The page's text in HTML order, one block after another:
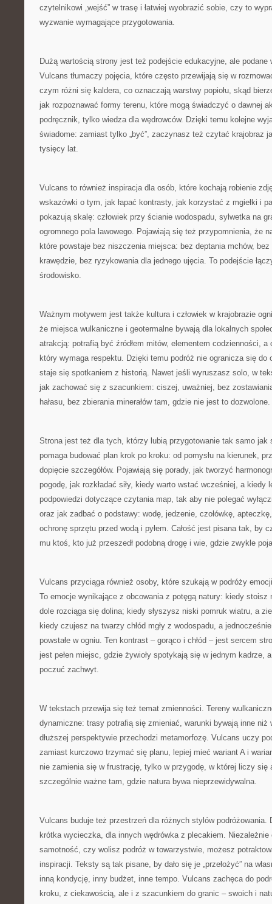
czytelnikowi „wejść” w trasę i łatwiej wyobrazić sobie, czy to
wyzwanie wymagające przygotowania.
Dużą wartością strony jest też podejście edukacyjne, ale podane
Vulcans tłumaczy pojęcia, które często przewijają się w
czym różni się kaldera, co oznaczają warstwy popiołu, skąd
jak rozpoznawać formy terenu, które mogą świadczyć o dawnej
podręcznik, tylko wiedza dla wędrowców. Dzięki temu kolejne
świadome: zamiast tylko „być”, zaczynasz też czytać krajobraz
tysięcy lat.
Vulcans to również inspiracja dla osób, które kochają robienie
wskazówki o tym, jak łapać kontrasty, jak korzystać z mgiełki i
pokazują skalę: człowiek przy ścianie wodospadu, sylwetka na
ogromnego pola lawowego. Pojawiają się też przypomnienia, że
które powstaje bez niszczenia miejsca: bez deptania mchów,
krawędzie, bez ryzykowania dla jednego ujęcia. To podejście
środowisko.
Ważnym motywem jest także kultura i człowiek w krajobrazie
że miejsca wulkaniczne i geotermalne bywają dla lokalnych
atrakcją: potrafią być źródłem mitów, elementem codzienności,
który wymaga respektu. Dzięki temu podróż nie ogranicza się do
staje się spotkaniem z historią. Nawet jeśli wyruszasz solo, w
jak zachować się z szacunkiem: ciszej, uważniej, bez
hałasu, bez zbierania minerałów tam, gdzie nie jest to dozwolone.
Strona jest też dla tych, którzy lubią przygotowanie tak samo jak
pomaga budować plan krok po kroku: od pomysłu na kierunek,
dopięcie szczegółów. Pojawiają się porady, jak tworzyć
pogodę, jak rozkładać siły, kiedy warto wstać wcześniej, a kiedy
podpowiedzi dotyczące czytania map, tak aby nie polegać
oraz jak zadbać o podstawy: wodę, jedzenie, czołówkę,
ochronę sprzętu przed wodą i pyłem. Całość jest pisana tak, by
mu ktoś, kto już przeszedł podobną drogę i wie, gdzie zwykle
Vulcans przyciąga również osoby, które szukają w podróży
To emocje wynikające z obcowania z potęgą natury: kiedy stoisz
dole rozciąga się dolina; kiedy słyszysz niski pomruk wiatru, a
kiedy czujesz na twarzy chłód mgły z wodospadu, a
powstałe w ogniu. Ten kontrast – gorąco i chłód – jest sercem
jest pełen miejsc, gdzie żywioły spotykają się w jednym kadrze,
poczuć zachwyt.
W tekstach przewija się też temat zmienności. Tereny
dynamiczne: trasy potrafią się zmieniać, warunki bywają inne niż
dłuższej perspektywie przechodzi metamorfozę. Vulcans uczy
zamiast kurczowo trzymać się planu, lepiej mieć wariant A i
nie zamienia się w frustrację, tylko w przygodę, w której liczy się
szczególnie ważne tam, gdzie natura bywa nieprzewidywalna.
Vulcans buduje też przestrzeń dla różnych stylów podróżowania.
krótka wycieczka, dla innych wędrówka z plecakiem.
samotność, czy wolisz podróż w towarzystwie, możesz
inspiracji. Teksty są tak pisane, by dało się je „przełożyć” na
inną kondycję, inny budżet, inne tempo. Vulcans zachęca do
kroku, z ciekawością, ale i z szacunkiem do granic – swoich i